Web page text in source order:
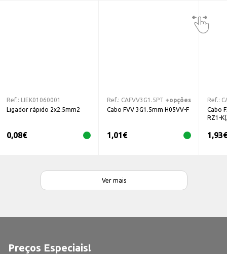
Ref.:
LIEK01060001
Ligador rápido 2x2.5mm2
0,08€
Ref.: CAFVV3G1.5PT +opções
Cabo FVV 3G1.5mm H05VV-F
1,01€
Ref.:
Cabo
RZ1-
1,93€
Ver mais
Preços Especiais!